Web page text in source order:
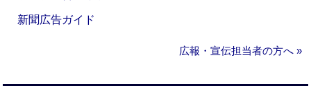
新聞広告ガイド
広報・宣伝担当者の方へ »